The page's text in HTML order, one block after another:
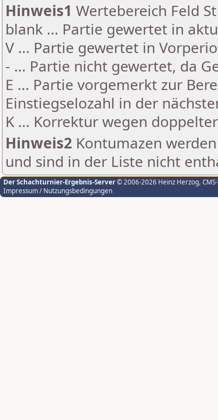
Hinweis1 Wertebereich Feld
blank ... Partie gewertet in
V ... Partie gewertet in
- ... Partie nicht gewertet, da
E ... Partie vorgemerkt zur
Einstiegselozahl in der
K ... Korrektur wegen
Hinweis2 Kontumazen
und sind in der Liste nicht
Der Schachturnier-Ergebnis-Server© 2006-2026 Heinz Herzog,
Impressum / Nutzungsbedingungen